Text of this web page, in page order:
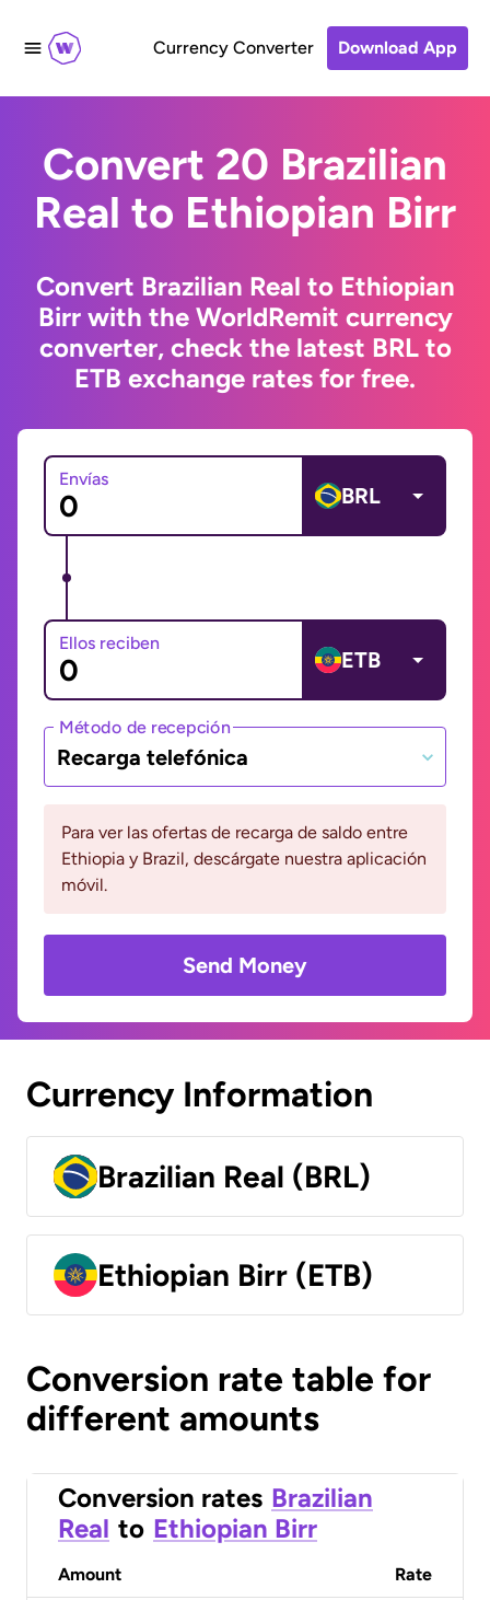
Currency Converter Download App
Convert 20 Brazilian
Real to Ethiopian Birr
Convert Brazilian Real to Ethiopian
Birr with the WorldRemit currency
converter, check the latest BRL to
ETB exchange rates for free.
Envías
BRL
Ellos reciben
ETB
Método de recepción
Recarga telefónica
Para ver las ofertas de recarga de saldo entre
Ethiopia y Brazil, descárgate nuestra aplicación
móvil.
Send Money
Currency Information
Brazilian Real (BRL)
Ethiopian Birr (ETB)
Conversion rate table for
different amounts
Conversion rates Brazilian
Real to Ethiopian Birr
Amount Rate